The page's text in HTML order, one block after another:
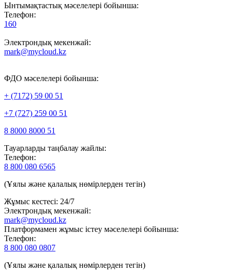
Ынтымақтастық мәселелері бойынша:
Телефон:
160
Электрондық мекенжай:
mark@mycloud.kz
ФДО мәселелері бойынша:
+ (7172) 59 00 51
+7 (727) 259 00 51
8 8000 8000 51
Тауарларды таңбалау жайлы:
Телефон:
8 800 080 6565
(Ұялы және қалалық нөмірлерден тегін)
Жұмыс кестесі: 24/7
Электрондық мекенжай:
mark@mycloud.kz
Платформамен жұмыс істеу мәселелері бойынша:
Телефон:
8 800 080 0807
(Ұялы және қалалық нөмірлерден тегін)